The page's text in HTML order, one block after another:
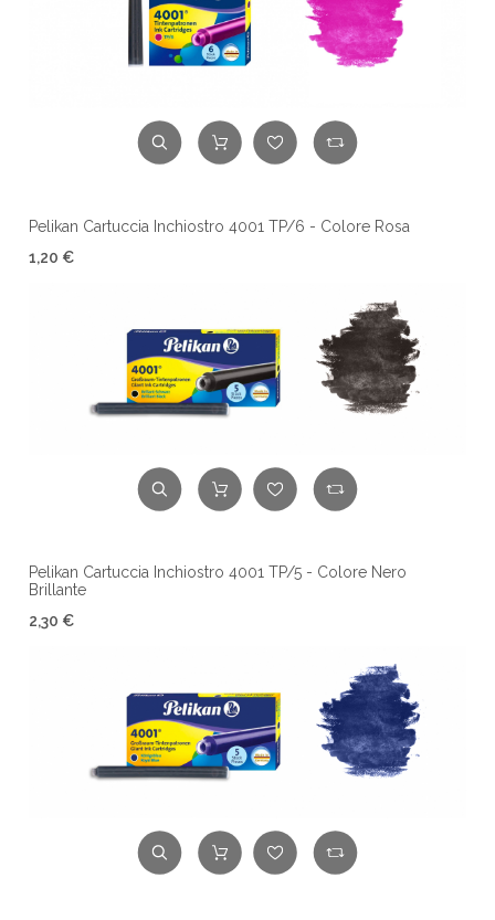
Pelikan Cartuccia Inchiostro 4001 TP/6 - Colore Rosa
1,20 €
Pelikan Cartuccia Inchiostro 4001 TP/5 - Colore Nero
Brillante
2,30 €